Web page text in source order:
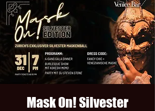
Mask On! Silvester